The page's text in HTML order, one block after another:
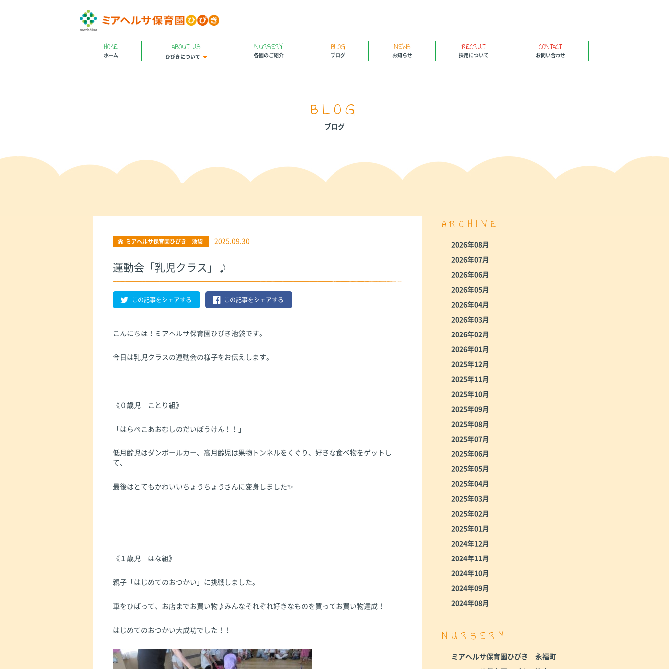
HOME
ホーム
ABOUT US
ひびきについて
NURSERY
各園のご紹介
BLOG
ブログ
NEWS
お知らせ
RECRUIT
採用について
CONTACT
お問い合わせ
BLOG
ブログ
ミアヘルサ保育園ひびき 池袋 2025.09.30
運動会「乳児クラス」♪
この記事をシェアする この記事をシェアする
こんにちは！ミアヘルサ保育園ひびき池袋です。
今日は乳児クラスの運動会の様子をお伝えします。
《０歳児 ことり組》
「はらぺこあおむしのだいぼうけん！！」
低月齢児はダンボールカー、高月齢児は果物トンネルをくぐり、好きな食べ物をゲットし
て、
最後はとてもかわいいちょうちょうさんに変身しました✨
《１歳児 はな組》
親子「はじめてのおつかい」に挑戦しました。
車をひぱって、お店までお買い物♪みんなそれぞれ好きなものを買ってお買い物達成！
はじめてのおつかい大成功でした！！
ARCHIVE
2026年08月
2026年07月
2026年06月
2026年05月
2026年04月
2026年03月
2026年02月
2026年01月
2025年12月
2025年11月
2025年10月
2025年09月
2025年08月
2025年07月
2025年06月
2025年05月
2025年04月
2025年03月
2025年02月
2025年01月
2024年12月
2024年11月
2024年10月
2024年09月
2024年08月
NURSERY
ミアヘルサ保育園ひびき 永福町